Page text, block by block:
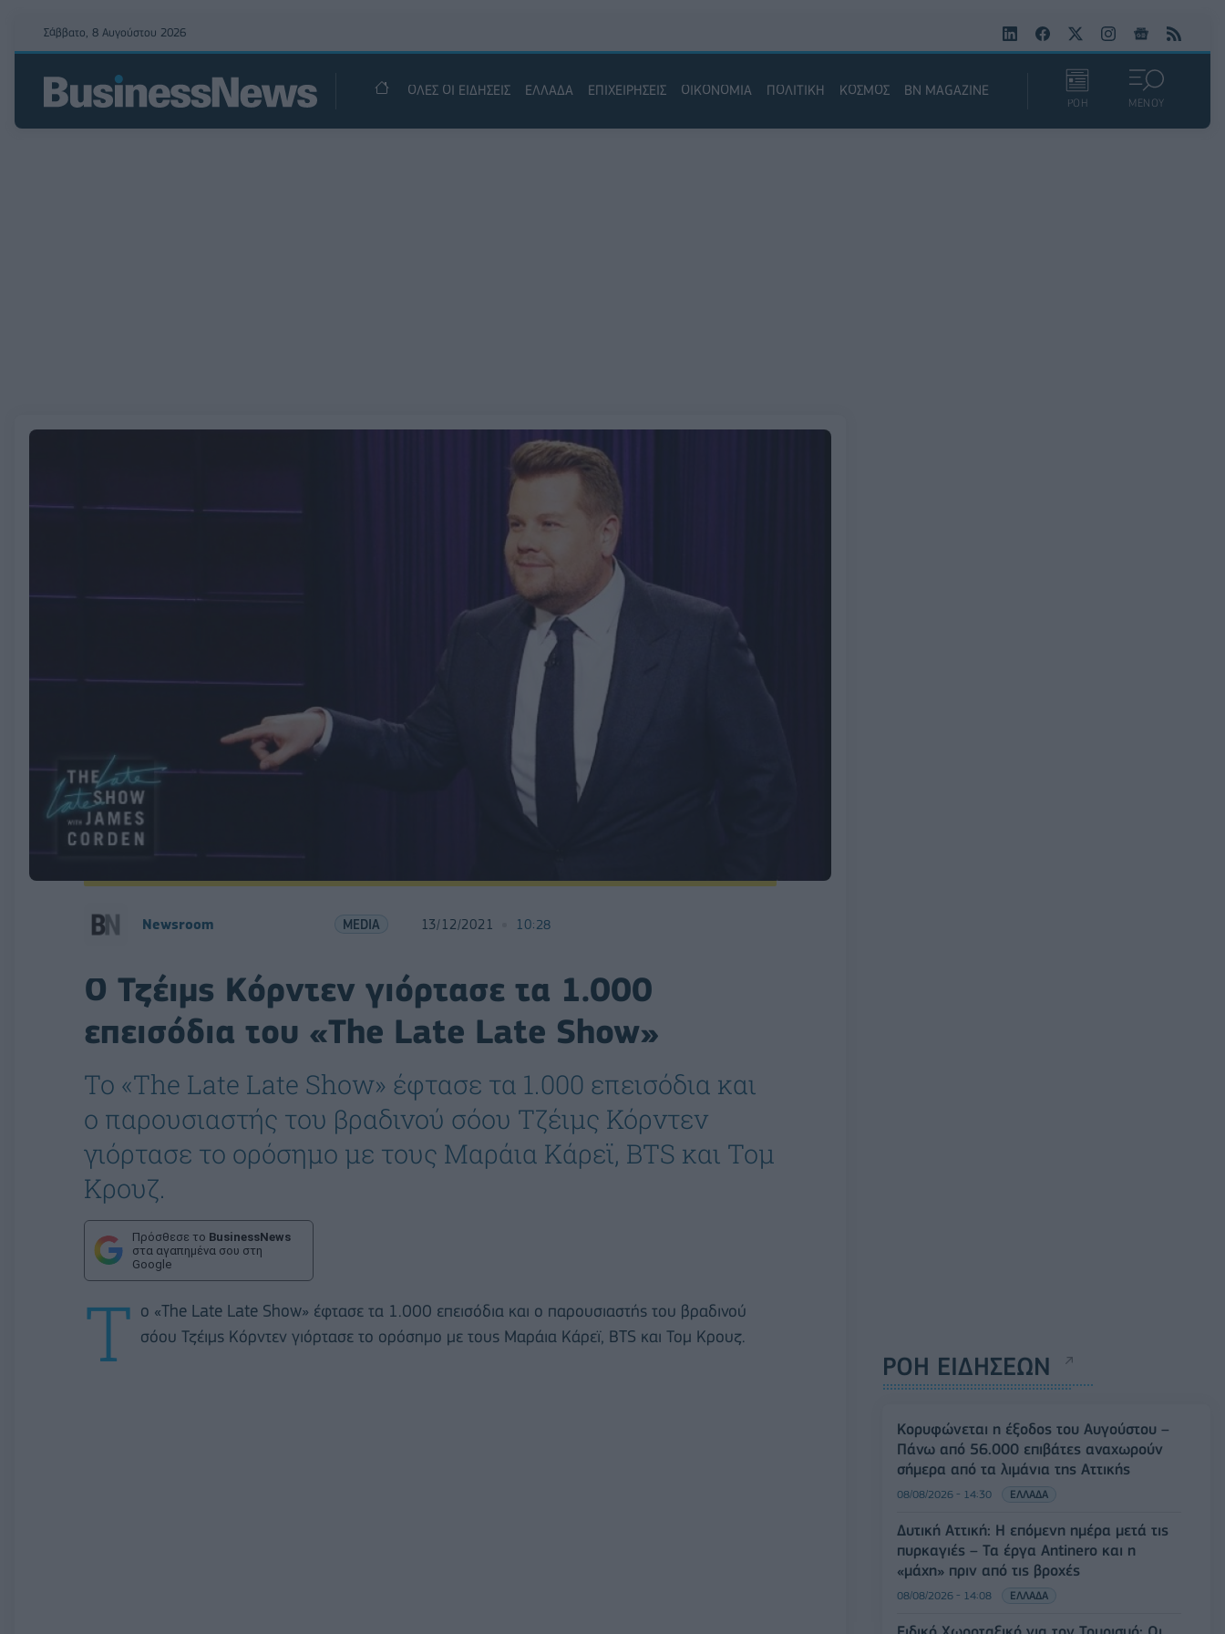
Σάββατο, 8 Αυγούστου 2026
ΟΛΕΣ ΟΙ ΕΙΔΗΣΕΙΣ ΕΛΛΑΔΑ ΕΠΙΧΕΙΡΗΣΕΙΣ ΟΙΚΟΝΟΜΙΑ ΠΟΛΙΤΙΚΗ ΚΟΣΜΟΣ BN MAGAZINE
ΡΟΗ ΜΕΝΟΥ
Newsroom MEDIA 13/12/2021 10:28
Ο Τζέιμς Κόρντεν γιόρτασε τα 1.000
επεισόδια του «The Late Late Show»
To «The Late Late Show» έφτασε τα 1.000 επεισόδια και
ο παρουσιαστής του βραδινού σόου Τζέιμς Κόρντεν
γιόρτασε το ορόσημο με τους Μαράια Κάρεϊ, BTS και Τομ
Κρουζ.
Πρόσθεσε το BusinessNews
στα αγαπημένα σου στη
Google
T o «The Late Late Show» έφτασε τα 1.000 επεισόδια και ο παρουσιαστής του βραδινού
σόου Τζέιμς Κόρντεν γιόρτασε το ορόσημο με τους Μαράια Κάρεϊ, BTS και Τομ Κρουζ.
ΡΟΗ ΕΙΔΗΣΕΩΝ
Κορυφώνεται η έξοδος του Αυγούστου –
Πάνω από 56.000 επιβάτες αναχωρούν
σήμερα από τα λιμάνια της Αττικής
08/08/2026 - 14:30 ΕΛΛΑΔΑ
Δυτική Αττική: Η επόμενη ημέρα μετά τις
πυρκαγιές – Τα έργα Antinero και η
«μάχη» πριν από τις βροχές
08/08/2026 - 14:08 ΕΛΛΑΔΑ